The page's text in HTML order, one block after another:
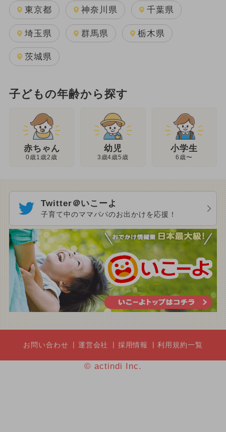
東京都 神奈川県 千葉県
埼玉県 群馬県 栃木県
茨城県
子どもの年齢から探す
赤ちゃん
0歳1歳2歳
幼児
3歳4歳5歳
小学生
6歳〜
Twitter＠いこーよ
子育て中のママパパのお出かけを応援！
お問い合わせ 運営会社 採用情報 利用規約一覧
© actindi Inc.